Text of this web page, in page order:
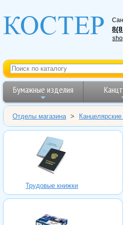
Бумажные изделия
Отделы магазина >
Трудовые книжки